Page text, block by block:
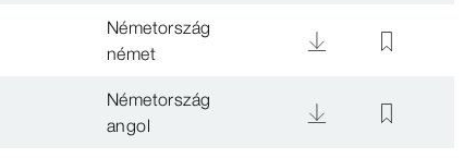
Németország
német
Németország
angol